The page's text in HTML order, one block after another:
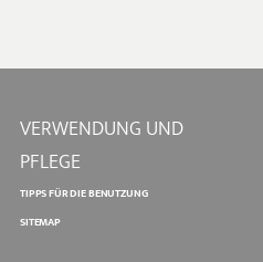
VERWENDUNG UND
PFLEGE
TIPPS FÜR DIE BENUTZUNG
SITEMAP